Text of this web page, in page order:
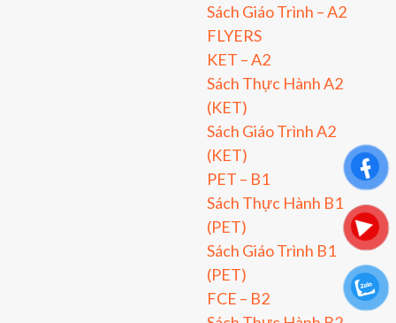
Sách Giáo Trình – A2
FLYERS
KET – A2
Sách Thực Hành A2
(KET)
Sách Giáo Trình A2
(KET)
PET – B1
Sách Thực Hành B1
(PET)
Sách Giáo Trình B1
(PET)
FCE – B2